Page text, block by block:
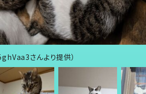
さんより提供）